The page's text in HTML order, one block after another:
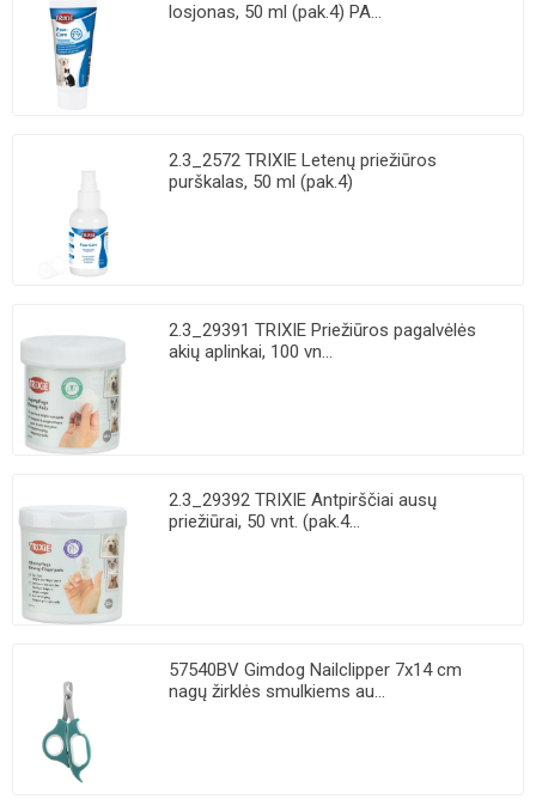
losjonas, 50 ml (pak.4) PA...
2.3_2572 TRIXIE Letenų priežiūros
purškalas, 50 ml (pak.4)
2.3_29391 TRIXIE Priežiūros pagalvėlės
akių aplinkai, 100 vn...
2.3_29392 TRIXIE Antpirščiai ausų
priežiūrai, 50 vnt. (pak.4...
57540BV Gimdog Nailclipper 7x14 cm
nagų žirklės smulkiems au...